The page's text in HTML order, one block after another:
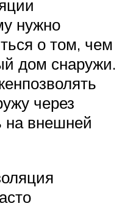
нужно
о том, чем
дом снаружи.
через
на внешней